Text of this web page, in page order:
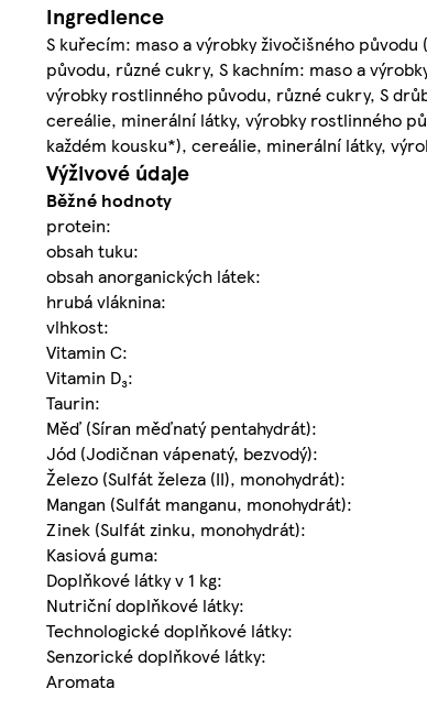
Ingredience
S kuřecím: maso a výrobky živočišného
původu, různé cukry, S kachním: maso a
výrobky rostlinného původu, různé cukry, S
cereálie, minerální látky, výrobky rostlinného
každém kousku*), cereálie, minerální látky,
Výživové údaje
Běžné hodnoty
protein:
obsah tuku:
obsah anorganických látek:
hrubá vláknina:
vlhkost:
Vitamin C:
Vitamin D₃:
Taurin:
Měď (Síran měďnatý pentahydrát):
Jód (Jodičnan vápenatý, bezvodý):
Železo (Sulfát železa (II), monohydrát):
Mangan (Sulfát manganu, monohydrát):
Zinek (Sulfát zinku, monohydrát):
Kasiová guma:
Doplňkové látky v 1 kg:
Nutriční doplňkové látky:
Technologické doplňkové látky:
Senzorické doplňkové látky:
Aromata